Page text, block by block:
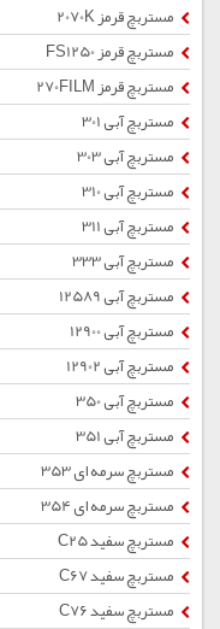
مستربچ قرمز 2070K
مستربچ قرمز FS1250
مستربچ قرمز 270FILM
مستربچ آبی 301
مستربچ آبی 303
مستربچ آبی 310
مستربچ آبی 311
مستربچ آبی 333
مستربچ آبی 12589
مستربچ آبی 12900
مستربچ آبی 12902
مستربچ آبی 350
مستربچ آبی 351
مستربچ سرمه ای 353
مستربچ سرمه ای 354
مستربچ سفید C25
مستربچ سفید C67
مستربچ سفید C76